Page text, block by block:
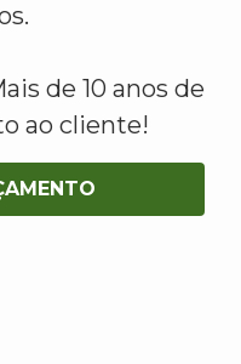
de 10 anos de
ao cliente!